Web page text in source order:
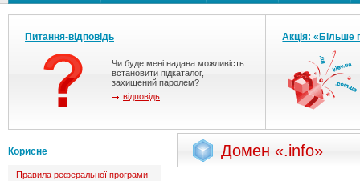
Домен «.info»
Питання-відповідь
Чи буде мені надана можливість
встановити підкаталог,
захищений паролем?
відповідь
Акція: «Більше
Корисне
Правила реферальної програми